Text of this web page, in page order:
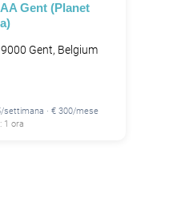
Gent (Planet
Gent, Belgium
settimana · € 300/mese
1 ora